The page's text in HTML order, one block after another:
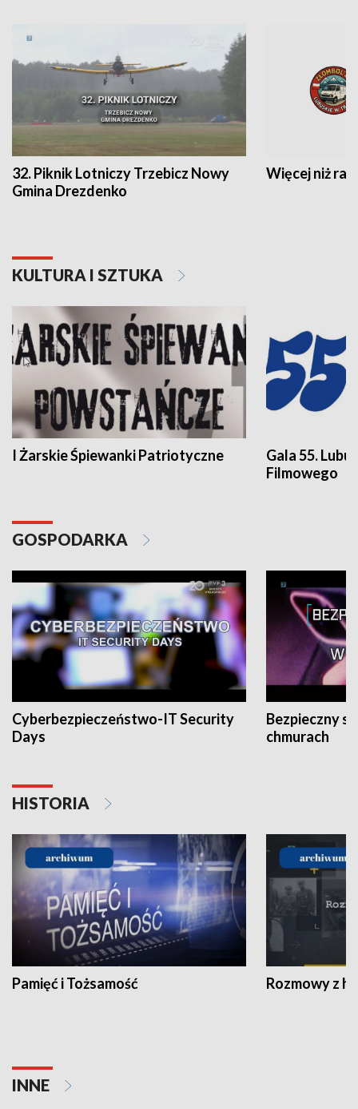
32. Piknik Lotniczy Trzebicz Nowy
Gmina Drezdenko
Więcej niż rajd
KULTURA I SZTUKA
I Żarskie Śpiewanki Patriotyczne
Gala 55.
Filmowego
GOSPODARKA
Cyberbezpieczeństwo-IT Security
Days
Bezpieczny
chmurach
HISTORIA
Pamięć i Tożsamość Rozmowy z
INNE